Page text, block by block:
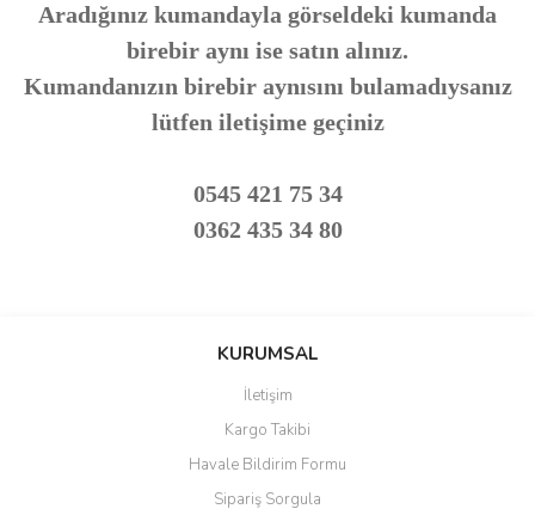
Aradığınız kumandayla görseldeki kumanda
birebir aynı ise satın alınız.
Kumandanızın birebir aynısını bulamadıysanız
lütfen iletişime geçiniz
0545 421 75 34
0362 435 34 80
Bu ürüne ilk yorumu siz yapın!
Ürün resmi kalitesiz, bozuk veya görüntülenemiyor.
Ürün açıklamasında eksik bilgiler bulunuyor.
Ürün bilgilerinde hatalar bulunuyor.
KURUMSAL
İletişim
Kargo Takibi
Havale Bildirim Formu
Sipariş Sorgula